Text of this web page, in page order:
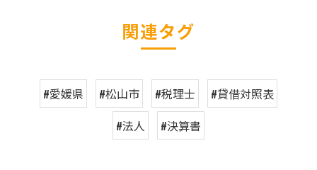
関連タグ
#愛媛県 #松山市 #税理士
#貸借対照表
#法人
#決算書